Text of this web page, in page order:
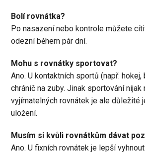
Bolí rovnátka?
Po nasazení nebo kontrole můžete
odezní během pár dní.
Mohu s rovnátky sportovat?
Ano. U kontaktních sportů (např.
chránič na zuby. Jinak sportování nijak
vyjímatelných rovnátek je ale důležité
uložení.
Musím si kvůli rovnátkům dávat
Ano. U fixních rovnátek je lepší